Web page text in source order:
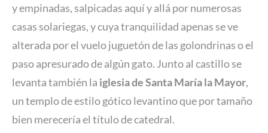
y empinadas, salpicadas aquí y allá por numerosas
casas solariegas, y cuya tranquilidad apenas se ve
alterada por el vuelo juguetón de las golondrinas o el
paso apresurado de algún gato. Junto al castillo se
levanta también la iglesia de Santa María la Mayor,
un templo de estilo gótico levantino que por tamaño
bien merecería el título de catedral.